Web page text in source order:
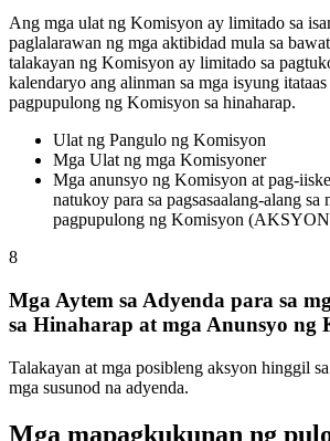
Ang mga ulat ng Komisyon ay limitado sa
paglalarawan ng mga aktibidad mula sa
talakayan ng Komisyon ay limitado sa
kalendaryo ang alinman sa mga isyung itataas
pagpupulong ng Komisyon sa hinaharap.
Ulat ng Pangulo ng Komisyon
Mga Ulat ng mga Komisyoner
Mga anunsyo ng Komisyon at pag-
natukoy para sa pagsasaalang-alang sa
pagpupulong ng Komisyon
8
Mga Aytem sa Adyenda para sa
sa Hinaharap at mga Anunsyo ng
Talakayan at mga posibleng aksyon hinggil
mga susunod na adyenda.
Mga mapagkukunan ng